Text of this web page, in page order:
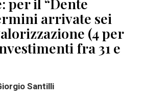
per il “Dente
arrivate sei
(4 per
fra 31 e
Santilli